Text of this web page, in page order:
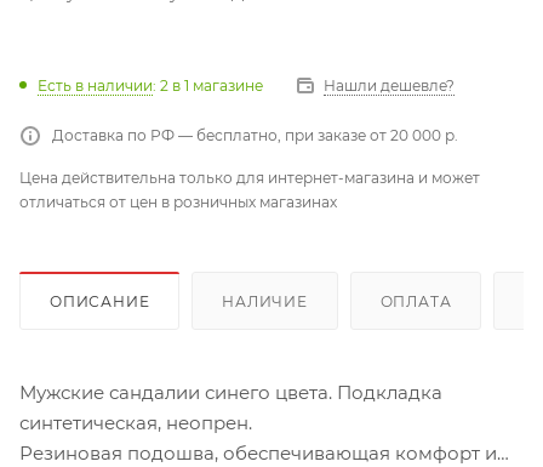
Есть в наличии: 2 в 1 магазине Нашли дешевле?
Доставка по РФ — бесплатно, при заказе от 20 000 р.
Цена действительна только для интернет-магазина и может
отличаться от цен в розничных магазинах
ОПИСАНИЕ НАЛИЧИЕ ОПЛАТА
Мужские сандалии синего цвета. Подкладка
синтетическая, неопрен.
Резиновая подошва, обеспечивающая комфорт и